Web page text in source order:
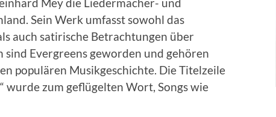
Sein Werk umfasst sowohl das
auch satirische Betrachtungen über
Evergreens geworden und gehören
populären Musikgeschichte. Die Titelzeile
zum geflügelten Wort, Songs wie